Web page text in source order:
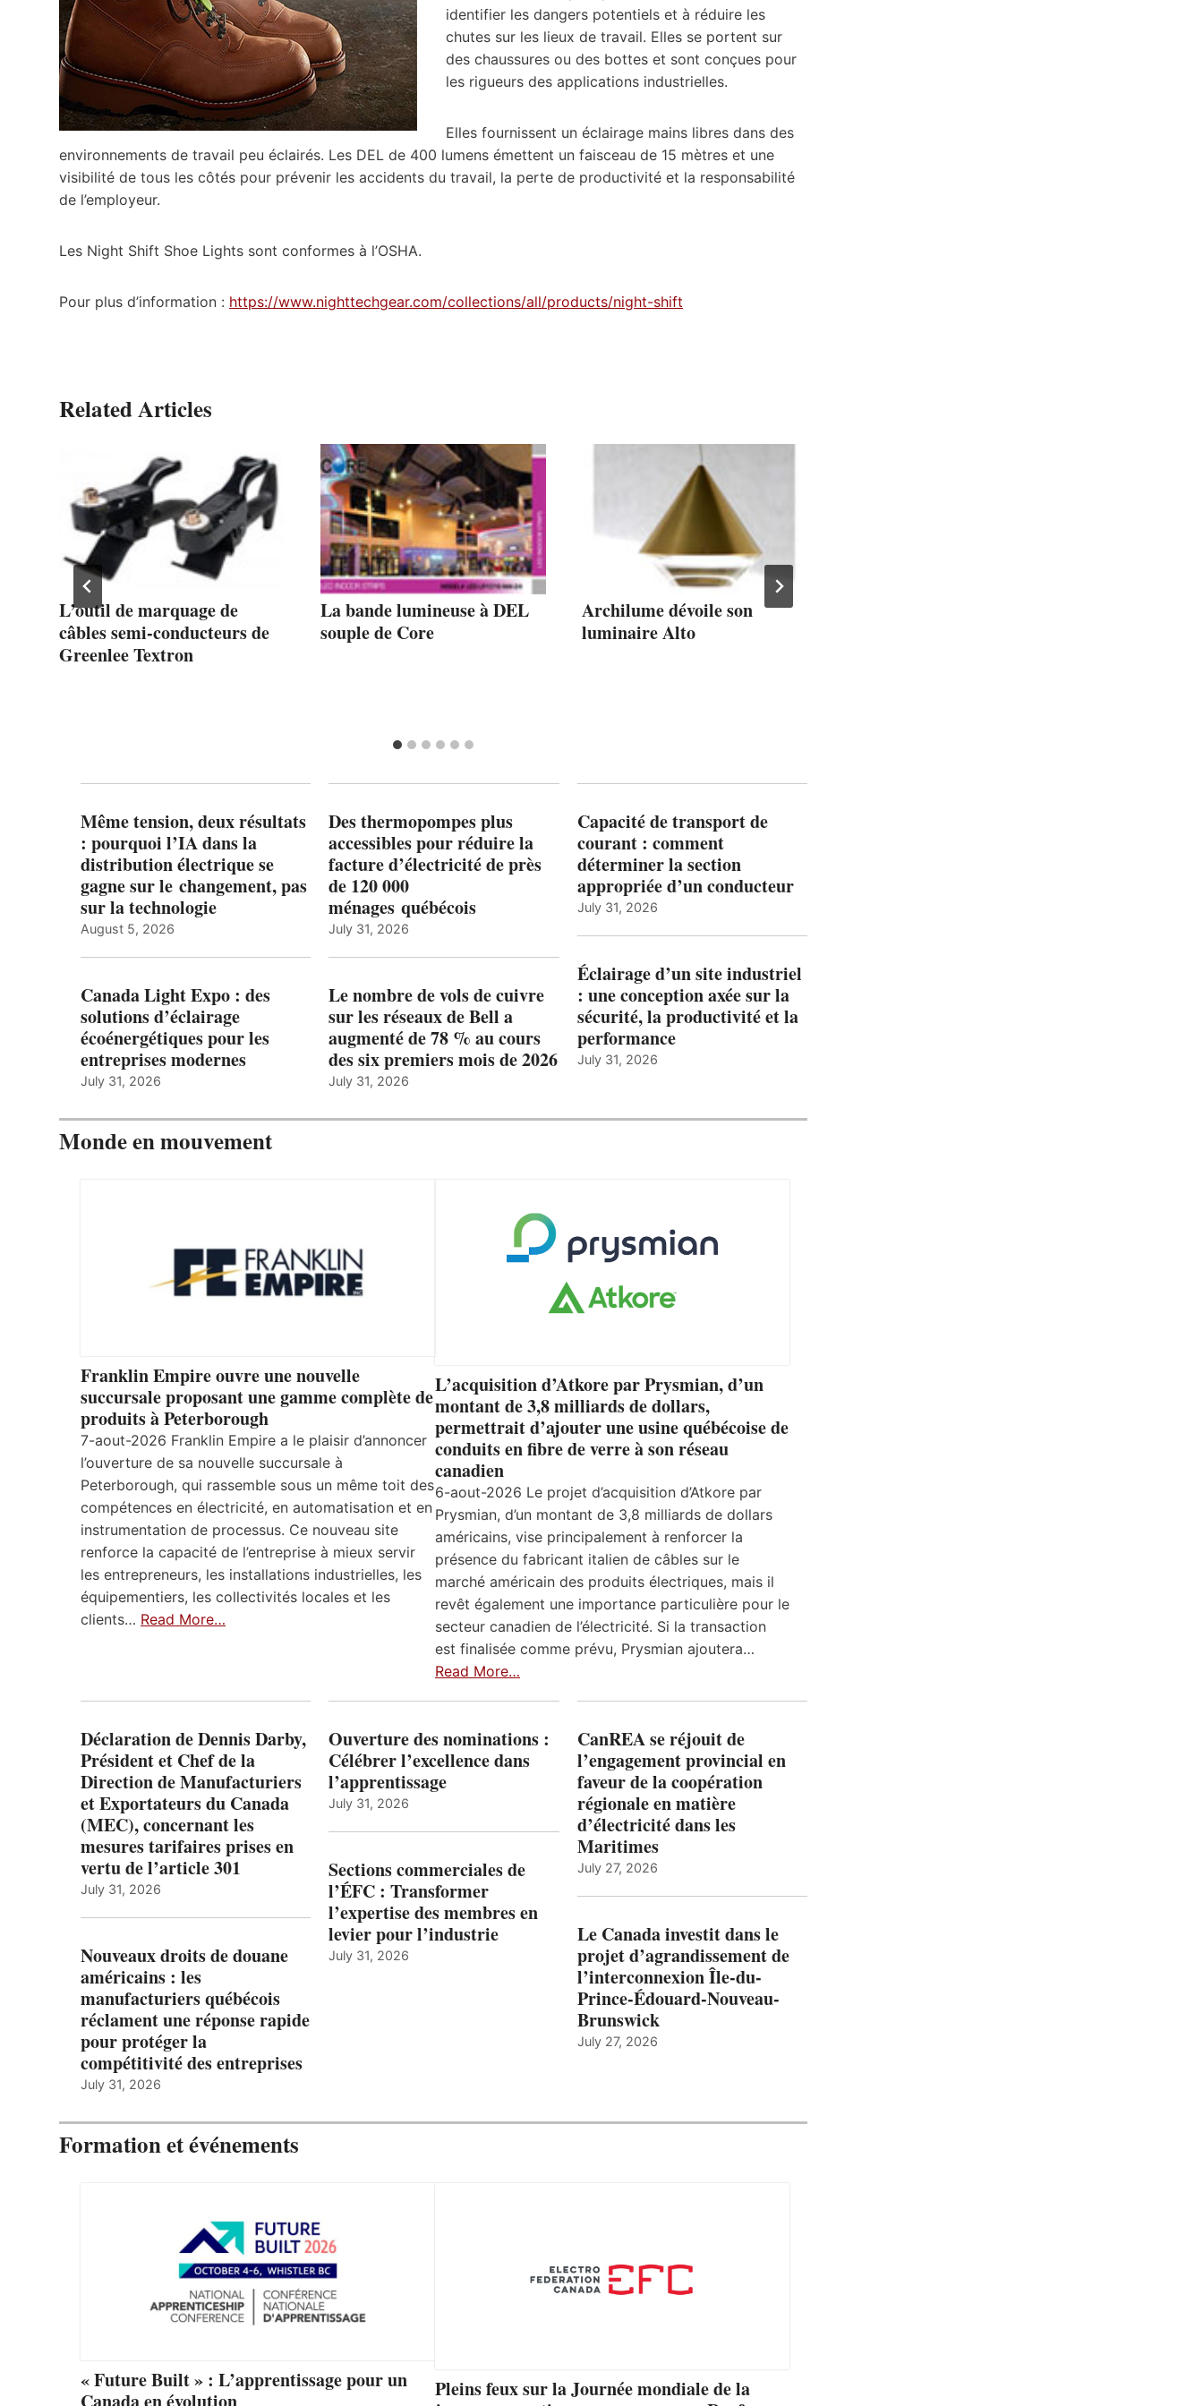
identifier les dangers potentiels et à réduire les
chutes sur les lieux de travail. Elles se portent sur
des chaussures ou des bottes et sont conçues pour
les rigueurs des applications industrielles.
Elles fournissent un éclairage mains libres dans des
environnements de travail peu éclairés. Les DEL de 400 lumens émettent un faisceau de 15 mètres et une
visibilité de tous les côtés pour prévenir les accidents du travail, la perte de productivité et la responsabilité
de l’employeur.
Les Night Shift Shoe Lights sont conformes à l’OSHA.
Pour plus d’information : https://www.nighttechgear.com/collections/all/products/night-shift
Related Articles
L’outil de marquage de
câbles semi-conducteurs de
Greenlee Textron
La bande lumineuse à DEL
souple de Core
Archilume dévoile son
luminaire Alto
Même tension, deux résultats
: pourquoi l’IA dans la
distribution électrique se
gagne sur le changement, pas
sur la technologie
August 5, 2026
Canada Light Expo : des
solutions d’éclairage
écoénergétiques pour les
entreprises modernes
July 31, 2026
Des thermopompes plus
accessibles pour réduire la
facture d’électricité de près
de 120 000
ménages québécois
July 31, 2026
Le nombre de vols de cuivre
sur les réseaux de Bell a
augmenté de 78 % au cours
des six premiers mois de 2026
July 31, 2026
Capacité de transport de
courant : comment
déterminer la section
appropriée d’un conducteur
July 31, 2026
Éclairage d’un site industriel
: une conception axée sur la
sécurité, la productivité et la
performance
July 31, 2026
Monde en mouvement
Franklin Empire ouvre une nouvelle
succursale proposant une gamme complète de
produits à Peterborough
7-aout-2026 Franklin Empire a le plaisir d’annoncer
l’ouverture de sa nouvelle succursale à
Peterborough, qui rassemble sous un même toit des
compétences en électricité, en automatisation et en
instrumentation de processus. Ce nouveau site
renforce la capacité de l’entreprise à mieux servir
les entrepreneurs, les installations industrielles, les
équipementiers, les collectivités locales et les
clients… Read More…
L’acquisition d’Atkore par Prysmian, d’un
montant de 3,8 milliards de dollars,
permettrait d’ajouter une usine québécoise de
conduits en fibre de verre à son réseau
canadien
6-aout-2026 Le projet d’acquisition d’Atkore par
Prysmian, d’un montant de 3,8 milliards de dollars
américains, vise principalement à renforcer la
présence du fabricant italien de câbles sur le
marché américain des produits électriques, mais il
revêt également une importance particulière pour le
secteur canadien de l’électricité. Si la transaction
est finalisée comme prévu, Prysmian ajoutera…
Read More…
Déclaration de Dennis Darby,
Président et Chef de la
Direction de Manufacturiers
et Exportateurs du Canada
(MEC), concernant les
mesures tarifaires prises en
vertu de l’article 301
July 31, 2026
Nouveaux droits de douane
américains : les
manufacturiers québécois
réclament une réponse rapide
pour protéger la
compétitivité des entreprises
July 31, 2026
Ouverture des nominations :
Célébrer l’excellence dans
l’apprentissage
July 31, 2026
Sections commerciales de
l’ÉFC : Transformer
l’expertise des membres en
levier pour l’industrie
July 31, 2026
CanREA se réjouit de
l’engagement provincial en
faveur de la coopération
régionale en matière
d’électricité dans les
Maritimes
July 27, 2026
Le Canada investit dans le
projet d’agrandissement de
l’interconnexion Île-du-
Prince-Édouard-Nouveau-
Brunswick
July 27, 2026
Formation et événements
« Future Built » : L’apprentissage pour un
Canada en évolution
Pleins feux sur la Journée mondiale de la